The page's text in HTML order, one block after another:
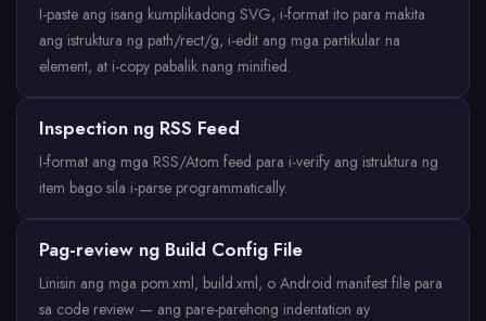
I-paste ang isang kumplikadong SVG, i-format ito para makita
ang istruktura ng path/rect/g, i-edit ang mga partikular na
element, at i-copy pabalik nang minified.
Inspection ng RSS Feed
I-format ang mga RSS/Atom feed para i-verify ang istruktura ng
item bago sila i-parse programmatically.
Pag-review ng Build Config File
Linisin ang mga pom.xml, build.xml, o Android manifest file para
sa code review — ang pare-parehong indentation ay